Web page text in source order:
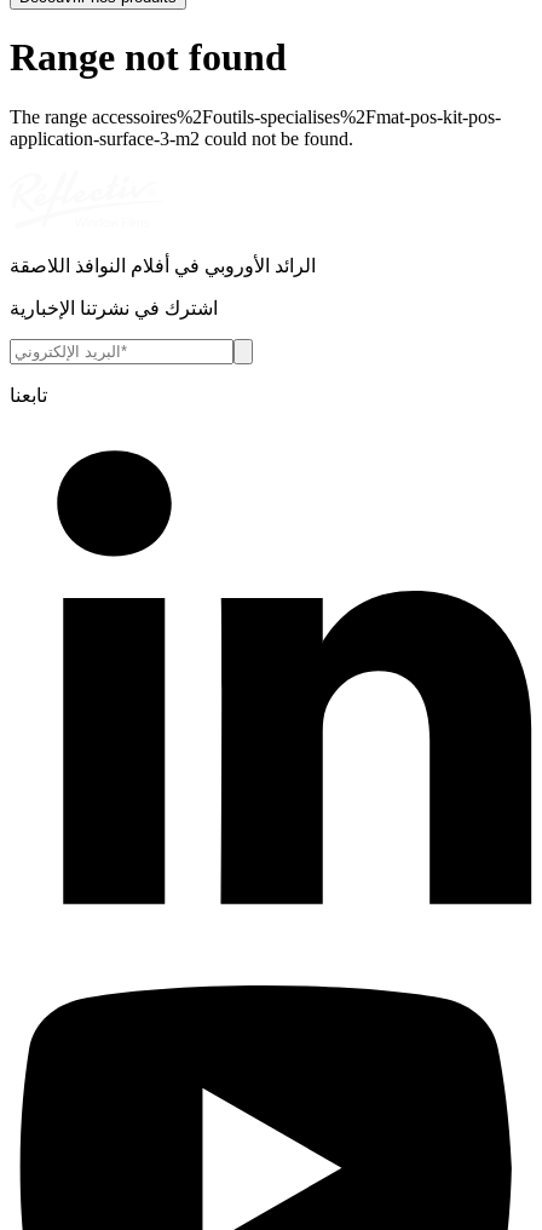
Range not found
The range accessoires%2Foutils-specialises%2Fmat-pos-kit-pos-
application-surface-3-m2 could not be found.
الرائد الأوروبي في أفلام النوافذ اللاصقة
اشترك في نشرتنا الإخبارية
تابعنا